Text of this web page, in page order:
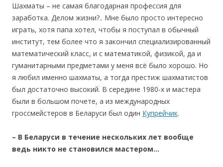
Шахматы – не самая благодарная профессия для
заработка. Делом жизни?.. Мне было просто интересно
играть, хотя папа хотел, чтобы я поступал в обычный
институт, тем более что я закончил специализированный
математический класс, и с математикой, физикой, да и
гуманитарными предметами у меня всё было хорошо. Но
я любил именно шахматы, а тогда престиж шахматистов
был достаточно высокий. В середине 1980-х и мастера
были в большом почете, а из международных
гроссмейстеров в Беларуси был один Купрейчик.
– В Беларуси в течение нескольких лет вообще
ведь никто не становился мастером…